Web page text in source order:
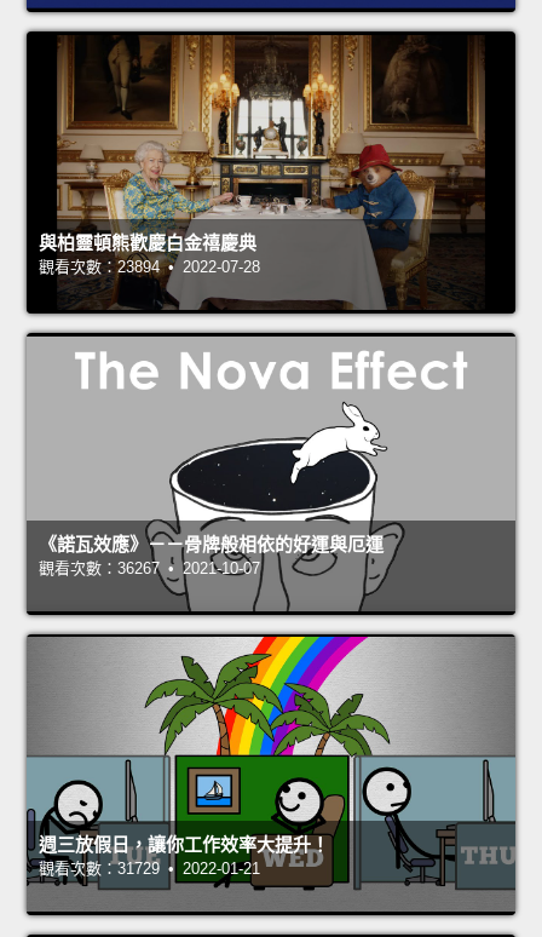
與柏靈頓熊歡慶白金禧慶典
觀看次數：23894 • 2022-07-28
《諾瓦效應》－－骨牌般相依的好運與厄運
觀看次數：36267 • 2021-10-07
週三放假日，讓你工作效率大提升！
觀看次數：31729 • 2022-01-21